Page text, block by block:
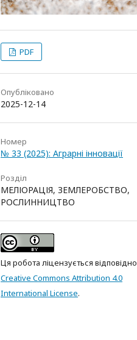
PDF
Опубліковано
2025-12-14
Номер
№ 33 (2025): Аграрні інновації
Розділ
МЕЛІОРАЦІЯ, ЗЕМЛЕРОБСТВО,
РОСЛИННИЦТВО
Ця робота ліцензується
Creative Commons Attribution 4.0
International License.